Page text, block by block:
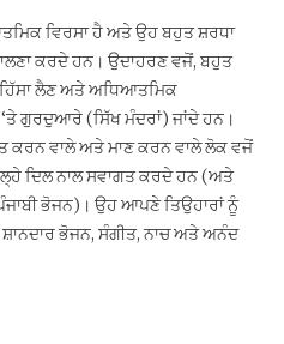
ਵਿਰਸਾ ਹੈ ਅਤੇ ਉਹ ਬਹੁਤ ਸ਼ਰਧਾ
ਕਰਦੇ ਹਨ। ਉਦਾਹਰਣ ਵਜੋਂ, ਬਹੁਤ
ਹਿੱਸਾ ਲੈਣ ਅਤੇ ਅਧਿਆਤਮਿਕ
ਗੁਰਦੁਆਰੇ (ਸਿੱਖ ਮੰਦਰਾਂ) ਜਾਂਦੇ ਹਨ।
ਵਾਲੇ ਅਤੇ ਮਾਣ ਕਰਨ ਵਾਲੇ ਲੋਕ ਵਜੋਂ
ਦਿਲ ਨਾਲ ਸਵਾਗਤ ਕਰਦੇ ਹਨ (ਅਤੇ
ਭੋਜਨ)। ਉਹ ਆਪਣੇ ਤਿਉਹਾਰਾਂ ਨੂੰ
ਭੋਜਨ, ਸੰਗੀਤ, ਨਾਚ ਅਤੇ ਅਨੰਦ